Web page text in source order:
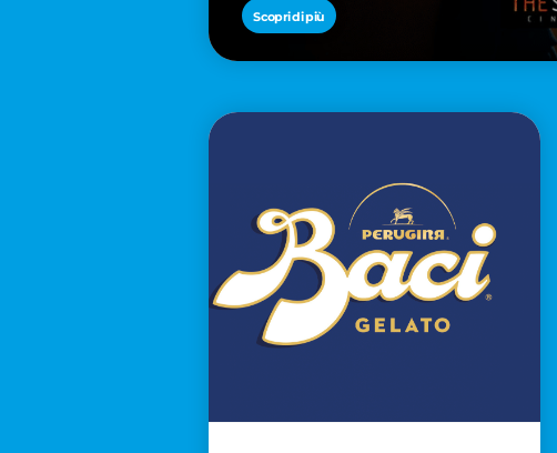
Scopri di più